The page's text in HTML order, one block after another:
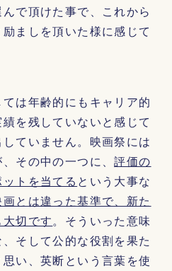
で頂けた事で、これから
ましを頂いた様に感じて
は年齢的にもキャリア的
を残していないと感じて
ていません。映画祭には
その中の一つに、評価の
トを当てる という大事な
とは違った基準で、新た
切です。そういった意味
そして公的な役割を果た
い、英断という言葉を使